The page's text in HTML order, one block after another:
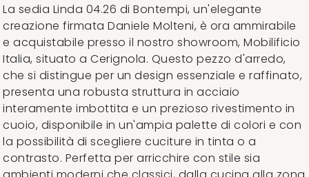
La sedia Linda 04.26 di Bontempi, un'elegante
creazione firmata Daniele Molteni, è ora ammirabile
e acquistabile presso il nostro showroom, Mobilificio
Italia, situato a Cerignola. Questo pezzo d'arredo,
che si distingue per un design essenziale e raffinato,
presenta una robusta struttura in acciaio
interamente imbottita e un prezioso rivestimento in
cuoio, disponibile in un'ampia palette di colori e con
la possibilità di scegliere cuciture in tinta o a
contrasto. Perfetta per arricchire con stile sia